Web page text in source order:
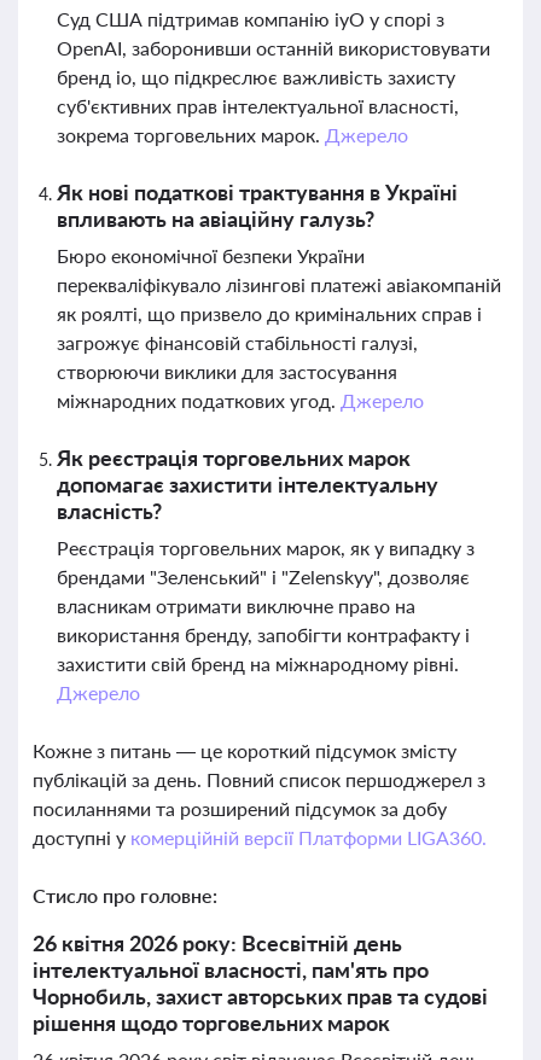
Суд США підтримав компанію iyO у спорі з
OpenAI, заборонивши останній використовувати
бренд io, що підкреслює важливість захисту
суб'єктивних прав інтелектуальної власності,
зокрема торговельних марок. Джерело
Як нові податкові трактування в Україні
впливають на авіаційну галузь?
Бюро економічної безпеки України
перекваліфікувало лізингові платежі авіакомпаній
як роялті, що призвело до кримінальних справ і
загрожує фінансовій стабільності галузі,
створюючи виклики для застосування
міжнародних податкових угод. Джерело
Як реєстрація торговельних марок
допомагає захистити інтелектуальну
власність?
Реєстрація торговельних марок, як у випадку з
брендами "Зеленський" і "Zelenskyy", дозволяє
власникам отримати виключне право на
використання бренду, запобігти контрафакту і
захистити свій бренд на міжнародному рівні.
Джерело
Кожне з питань — це короткий підсумок змісту
публікацій за день. Повний список першоджерел з
посиланнями та розширений підсумок за добу
доступні у комерційній версії Платформи LIGA360.
Стисло про головне:
26 квітня 2026 року: Всесвітній день
інтелектуальної власності, пам'ять про
Чорнобиль, захист авторських прав та судові
рішення щодо торговельних марок